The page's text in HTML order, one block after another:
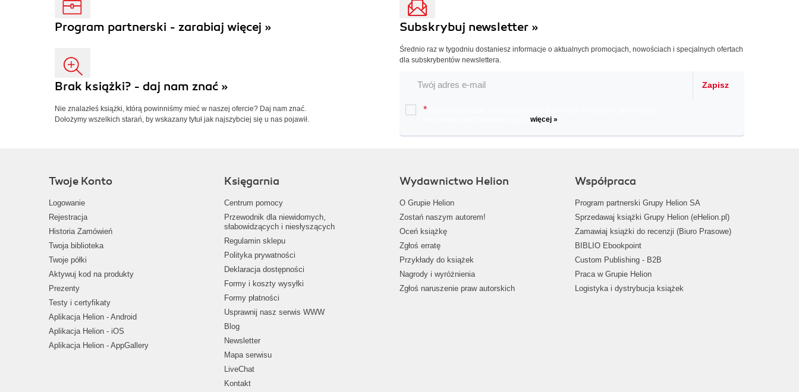
Program partnerski - zarabiaj więcej »
Brak książki? - daj nam znać »
Nie znalazłeś książki, którą powinniśmy mieć w naszej ofercie? Daj nam znać.
Dołożymy wszelkich starań, by wskazany tytuł jak najszybciej się u nas pojawił.
Subskrybuj newsletter »
Średnio raz w tygodniu dostaniesz informacje o aktualnych promocjach, nowościach i specjalnych ofertach
dla subskrybentów newslettera.
Zapisz
*
więcej »
Twoje Konto
Logowanie
Rejestracja
Historia Zamówień
Twoja biblioteka
Twoje półki
Aktywuj kod na produkty
Prezenty
Testy i certyfikaty
Aplikacja Helion - Android
Aplikacja Helion - iOS
Aplikacja Helion - AppGallery
Księgarnia
Centrum pomocy
Przewodnik dla niewidomych,
słabowidzących i niesłyszących
Regulamin sklepu
Polityka prywatności
Deklaracja dostępności
Formy i koszty wysyłki
Formy płatności
Usprawnij nasz serwis WWW
Blog
Newsletter
Mapa serwisu
LiveChat
Kontakt
Wydawnictwo Helion
O Grupie Helion
Zostań naszym autorem!
Oceń książkę
Zgłoś erratę
Przykłady do książek
Nagrody i wyróżnienia
Zgłoś naruszenie praw autorskich
Współpraca
Program partnerski Grupy Helion SA
Sprzedawaj książki Grupy Helion (eHelion.pl)
Zamawiaj książki do recenzji (Biuro Prasowe)
BIBLIO Ebookpoint
Custom Publishing - B2B
Praca w Grupie Helion
Logistyka i dystrybucja książek